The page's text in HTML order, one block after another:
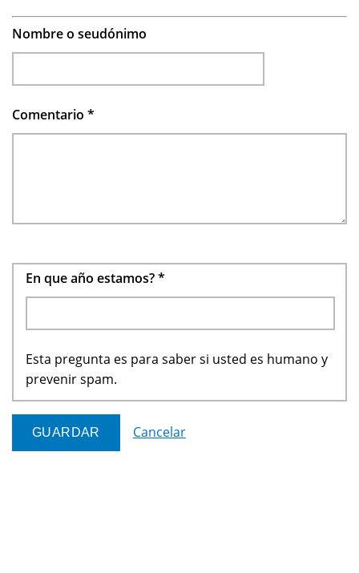
Nombre o seudónimo
Comentario *
En que año estamos?*
Esta pregunta es para saber si usted es humano y
prevenir spam.
Cancelar